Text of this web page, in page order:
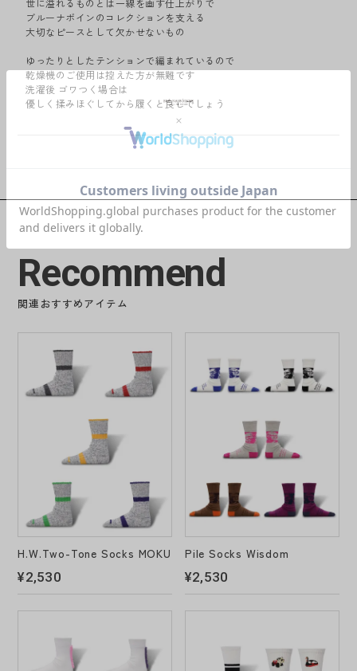
ブルーナボインのコレクションを支える
大切なピースとして欠かせないもの
ゆったりとしたテンションで編まれているので
乾燥機のご使用は控えた方が無難です
洗濯後 ゴワつく場合は
優しく揉みほぐしてから履くと良しでしょう
Recommend
関連おすすめアイテム
H.W.Two-Tone Socks MOKU
¥2,530
Pile Socks Wisdom
¥2,530